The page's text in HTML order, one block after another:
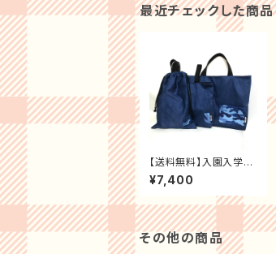
最近チェックした商品
【送料無料】入園入学セ
ット ヴィンテージデニ
ム風×ブルー迷彩
レッスンバッグ・シューズ
ケース ・お着替え袋3点
セット(男の子・女の子・
マチ付き・裏布付き・入
園入学)
¥7,400
その他の商品